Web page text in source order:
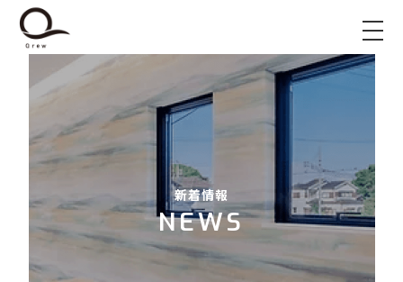
新着情報
NEWS